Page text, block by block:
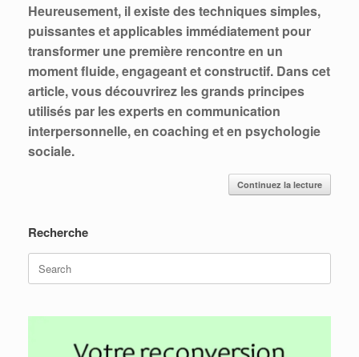
Heureusement, il existe des techniques simples,
puissantes et applicables immédiatement pour
transformer une première rencontre en un
moment fluide, engageant et constructif. Dans cet
article, vous découvrirez les grands principes
utilisés par les experts en communication
interpersonnelle, en coaching et en psychologie
sociale.
Continuez la lecture
Recherche
Search
for: